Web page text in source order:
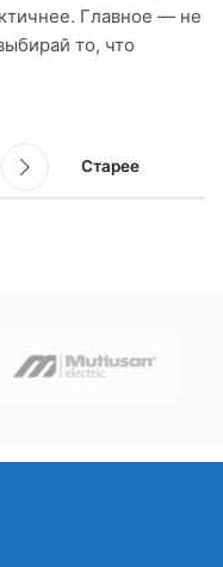
Главное — не
то, что
Старее